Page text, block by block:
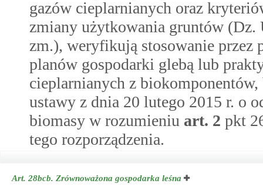
gazów cieplarnianych oraz
zmiany użytkowania gruntów (Dz.
zm.), weryfikują stosowanie
planów gospodarki glebą lub
cieplarnianych z
ustawy z dnia 20 lutego 2015 r. o
biomasy w rozumieniu art. 2 pkt
tego rozporządzenia.
Art. 28bcb. Zrównoważona gospodarka leśna